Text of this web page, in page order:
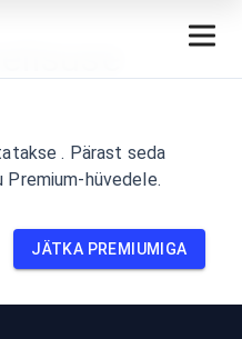
. Pärast seda
Premium-hüvedele.
JÄTKA PREMIUMIGA